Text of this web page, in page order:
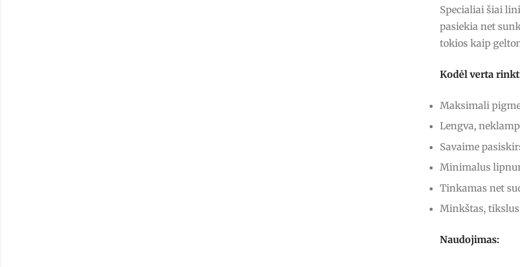
Specialiai šiai
pasiekia net
tokios kaip
Kodėl verta
Maksimali
Lengva,
Savaime
Minimalus
Tinkamas net
Minkštas,
Naudojimas: